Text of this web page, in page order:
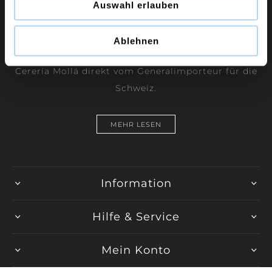
Auswahl erlauben
Ablehnen
Duftkerzen und Raumdüfte der Marken Yankee
Candle, WoodWick, Chesapeake Bay Candle und
Cerería Mollá direkt vom Generalimporteur für die
Schweiz.
MEHR LESEN
Information
Hilfe & Service
Mein Konto